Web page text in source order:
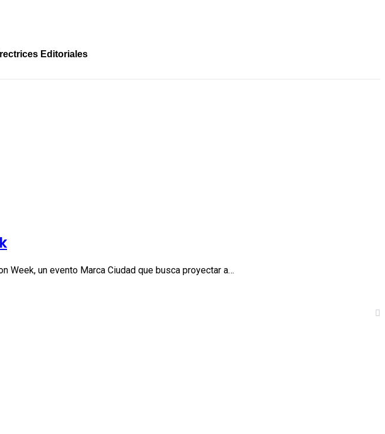
Editoriales
Week, un evento Marca Ciudad que busca proyectar a…